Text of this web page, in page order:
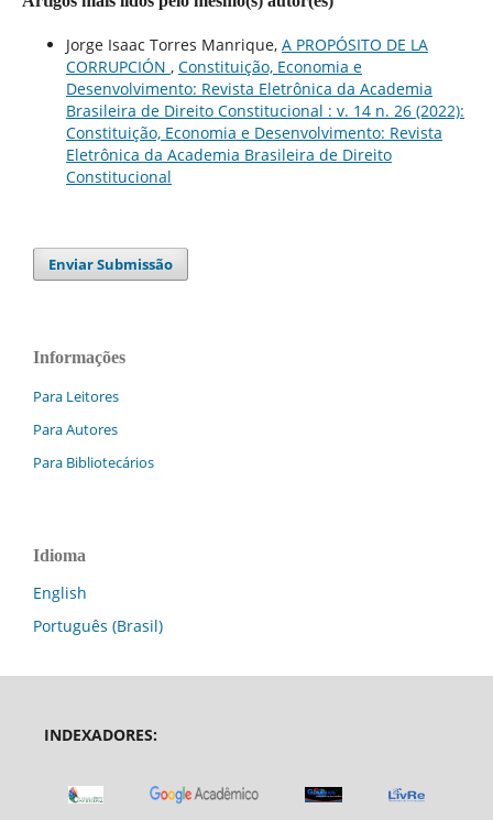
Jorge Isaac Torres Manrique, A PROPÓSITO DE LA
CORRUPCIÓN , Constituição, Economia e
Desenvolvimento: Revista Eletrônica da Academia
Brasileira de Direito Constitucional : v. 14 n. 26 (2022):
Constituição, Economia e Desenvolvimento: Revista
Eletrônica da Academia Brasileira de Direito
Constitucional
Enviar Submissão
Informações
Para Leitores
Para Autores
Para Bibliotecários
Idioma
English
Português (Brasil)
INDEXADORES: